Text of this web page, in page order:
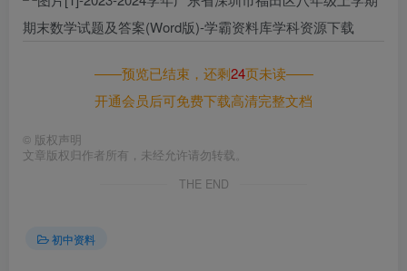
——预览已结束，还剩24页未读——
开通会员后可免费下载高清完整文档
© 版权声明
文章版权归作者所有，未经允许请勿转载。
THE END
初中资料